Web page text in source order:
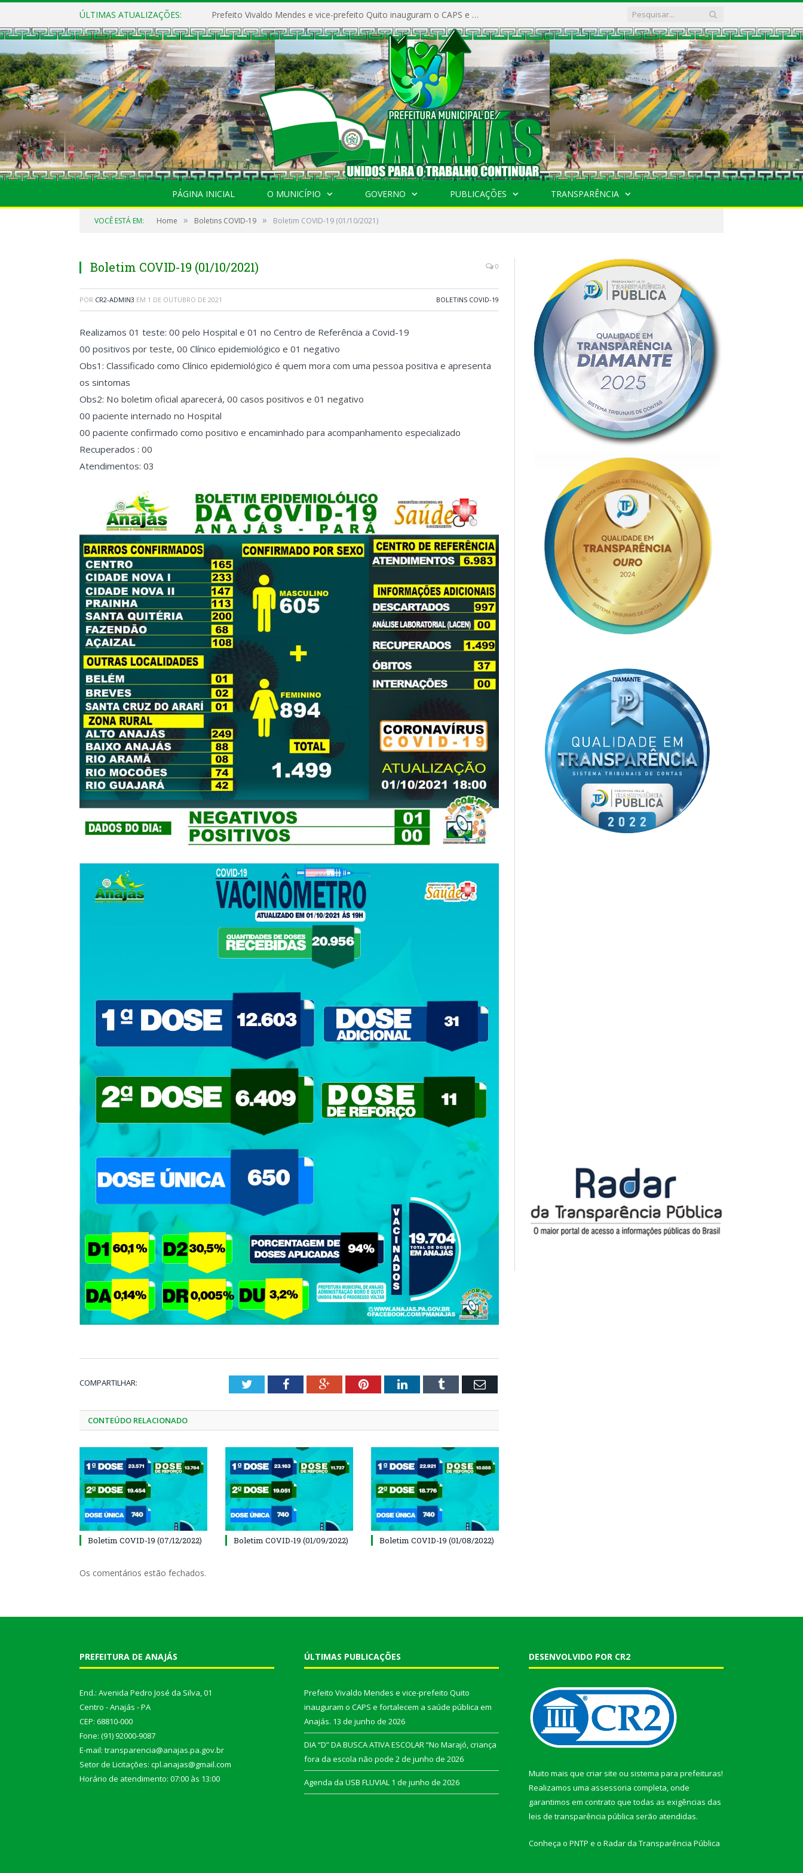
ÚLTIMAS ATUALIZAÇÕES: Prefeito Vivaldo Mendes e vice-prefeito Quito inauguram o CAPS e fortalecem a saúde pública em Anajás.
PÁGINA INICIAL O MUNICÍPIO GOVERNO PUBLICAÇÕES TRANSPARÊNCIA
VOCÊ ESTÁ EM: Home » Boletins COVID-19 » Boletim COVID-19 (01/10/2021)
Boletim COVID-19 (01/10/2021) 0
POR CR2-ADMIN3 EM 1 DE OUTUBRO DE 2021 BOLETINS COVID-19
Realizamos 01 teste: 00 pelo Hospital e 01 no Centro de Referência a Covid-19
00 positivos por teste, 00 Clínico epidemiológico e 01 negativo
Obs1: Classificado como Clínico epidemiológico é quem mora com uma pessoa positiva e apresenta
os sintomas
Obs2: No boletim oficial aparecerá, 00 casos positivos e 01 negativo
00 paciente internado no Hospital
00 paciente confirmado como positivo e encaminhado para acompanhamento especializado
Recuperados : 00
Atendimentos: 03
COMPARTILHAR: TwitterFacebookGoogle+PinterestLinkedInTumblr Email
CONTEÚDO RELACIONADO
Boletim COVID-19 (07/12/2022) Boletim COVID-19 (01/09/2022) Boletim COVID-19 (01/08/2022)
Os comentários estão fechados.
PREFEITURA DE ANAJÁS
End.: Avenida Pedro José da Silva, 01
Centro - Anajás - PA
CEP: 68810-000
Fone: (91) 92000-9087
E-mail: transparencia@anajas.pa.gov.br
Setor de Licitações: cpl.anajas@gmail.com
Horário de atendimento: 07:00 às 13:00
ÚLTIMAS PUBLICAÇÕES
Prefeito Vivaldo Mendes e vice-prefeito Quito
inauguram o CAPS e fortalecem a saúde pública em
Anajás. 13 de junho de 2026
DIA “D” DA BUSCA ATIVA ESCOLAR “No Marajó, criança
fora da escola não pode 2 de junho de 2026
Agenda da USB FLUVIAL 1 de junho de 2026
DESENVOLVIDO POR CR2
Muito mais que criar site ou sistema para prefeituras!
Realizamos uma assessoria completa, onde
garantimos em contrato que todas as exigências das
leis de transparência pública serão atendidas.
Conheça o PNTP e o Radar da Transparência Pública